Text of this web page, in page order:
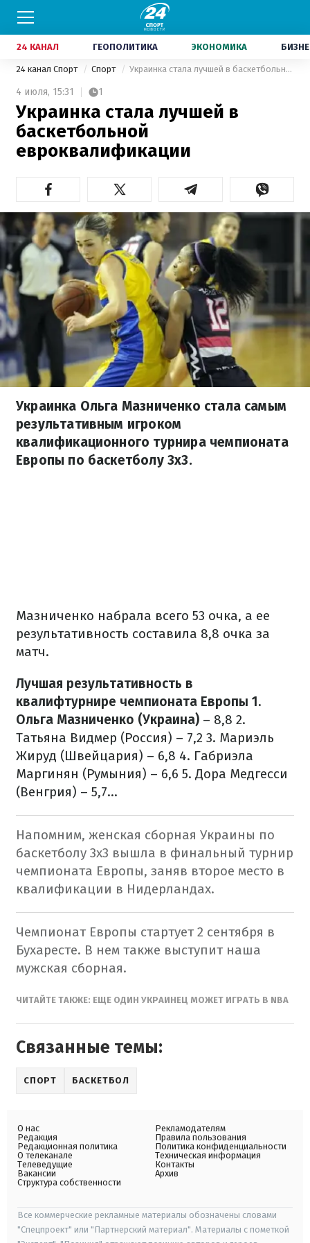
24 КАНАЛ ГЕОПОЛИТИКА ЭКОНОМИКА
24 канал Спорт Спорт Украинка стала лучшей в баскетбольной евроквалификации
4 июля, 15:31 1
Украинка стала лучшей в
баскетбольной
евроквалификации
Украинка Ольга Мазниченко стала самым
результативным игроком
квалификационного турнира чемпионата
Европы по баскетболу 3х3.
Мазниченко набрала всего 53 очка, а ее
результативность составила 8,8 очка за
матч.
Лучшая результативность в
квалифтурнире чемпионата Европы 1.
Ольга Мазниченко (Украина) – 8,8 2.
Татьяна Видмер (Россия) – 7,2 3. Мариэль
Жируд (Швейцария) – 6,8 4. Габриэла
Маргинян (Румыния) – 6,6 5. Дора Медгесси
(Венгрия) – 5,7...
Напомним, женская сборная Украины по
баскетболу 3х3 вышла в финальный турнир
чемпионата Европы, заняв второе место в
квалификации в Нидерландах.
Чемпионат Европы стартует 2 сентября в
Бухаресте. В нем также выступит наша
мужская сборная.
ЧИТАЙТЕ ТАКЖЕ: ЕЩЕ ОДИН УКРАИНЕЦ МОЖЕТ ИГРАТЬ В NBA
Связанные темы:
СПОРТ БАСКЕТБОЛ
О нас
Редакция
Редакционная политика
О телеканале
Телеведущие
Вакансии
Структура собственности
Рекламодателям
Правила пользования
Политика конфиденциальности
Техническая информация
Контакты
Архив
Все коммерческие рекламные материалы обозначены словами
"Спецпроект" или "Партнерский материал". Материалы с пометкой